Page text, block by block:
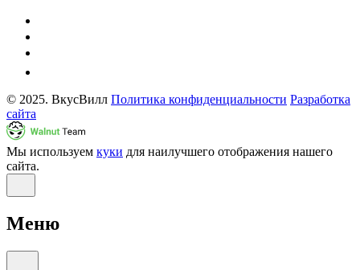
© 2025. ВкусВилл Политика конфиденциальности Разработка
сайта
Мы используем куки для наилучшего отображения нашего
сайта.
Меню